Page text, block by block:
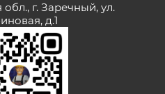
г. Заречный, ул.
д.1